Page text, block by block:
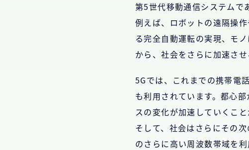
第5世代移動通信システムで
例えば、ロボットの遠隔操
る完全自動運転の実現、モ
から、社会をさらに加速さ
5Gでは、これまでの携帯電
も利用されています。都心
スの変化が加速していくこと
そして、社会はさらにその
のさらに高い周波数帯域を